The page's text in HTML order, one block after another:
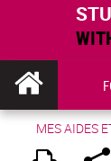
MES AIDES